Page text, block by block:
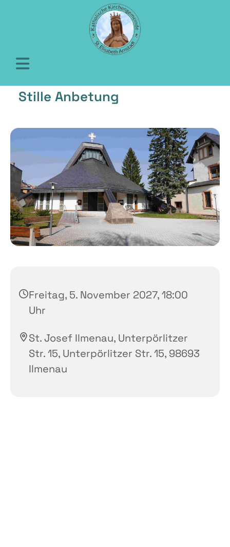
Stille Anbetung
Freitag, 5. November 2027, 18:00
Uhr
St. Josef Ilmenau, Unterpörlitzer
Str. 15, Unterpörlitzer Str. 15, 98693
Ilmenau